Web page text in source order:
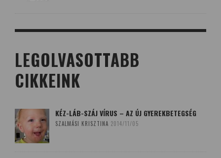
LEGOLVASOTTABB
CIKKEINK
KÉZ-LÁB-SZÁJ VÍRUS – AZ ÚJ GYEREKBETEGSÉG
SZALMÁSI KRISZTINA 2014/11/05